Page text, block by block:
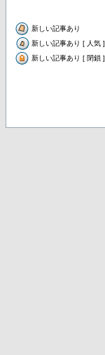
新しい記事あり
新しい記事あり [ 人気 ]
新しい記事あり [ 閉鎖 ]